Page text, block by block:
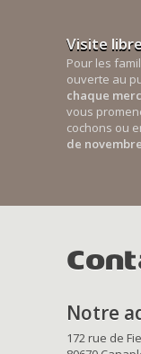
Visite
Pour les
ouverte au
chaque
vous
cochons ou
de
Notre
172 rue de